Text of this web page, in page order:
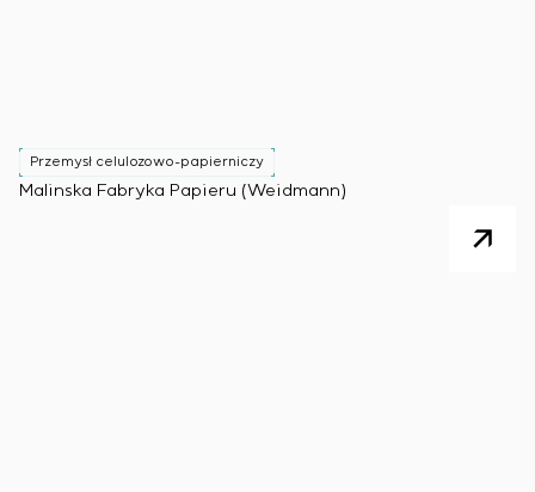
Przemysł celulozowo-papierniczy
Malinska Fabryka Papieru (Weidmann)